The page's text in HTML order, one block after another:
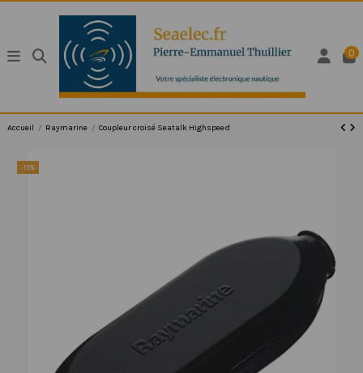
0
Accueil Raymarine Coupleur croisé Seatalk Highspeed
-15%